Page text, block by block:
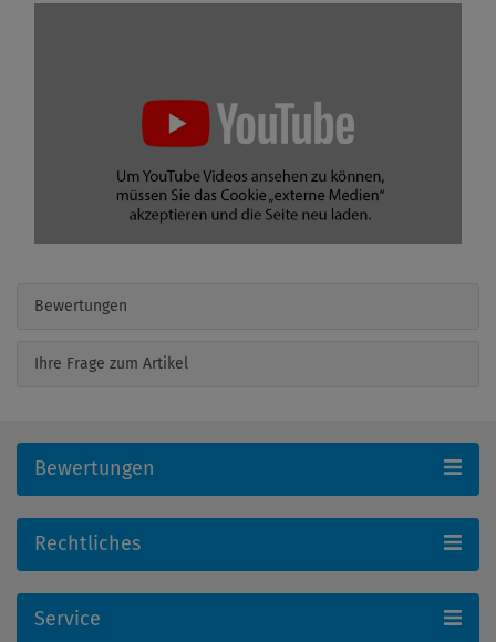
Bewertungen
Ihre Frage zum Artikel
Bewertungen
Rechtliches
Service